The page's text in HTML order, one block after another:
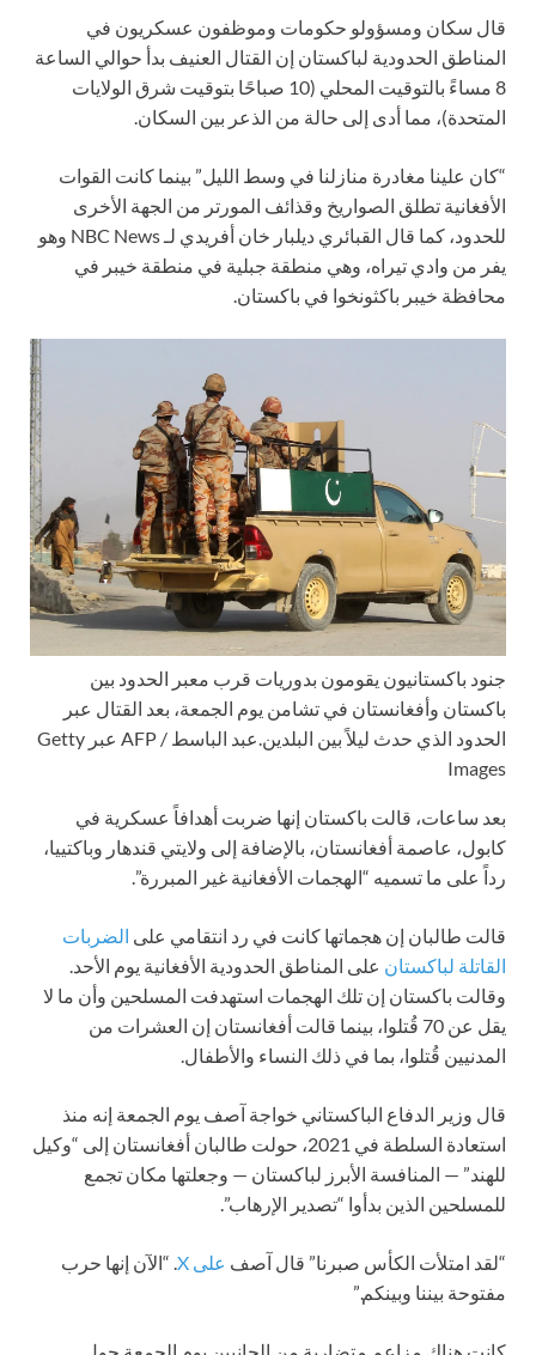
قال سكان ومسؤولو حكومات وموظفون عسكريون في
المناطق الحدودية لباكستان إن القتال العنيف بدأ حوالي الساعة
8 مساءً بالتوقيت المحلي (10 صباحًا بتوقيت شرق الولايات
المتحدة)، مما أدى إلى حالة من الذعر بين السكان.
“كان علينا مغادرة منازلنا في وسط الليل” بينما كانت القوات
الأفغانية تطلق الصواريخ وقذائف المورتر من الجهة الأخرى
للحدود، كما قال القبائري ديلبار خان أفريدي لـ NBC News وهو
يفر من وادي تيراه، وهي منطقة جبلية في منطقة خيبر في
محافظة خيبر باكثونخوا في باكستان.
جنود باكستانيون يقومون بدوريات قرب معبر الحدود بين
باكستان وأفغانستان في تشامن يوم الجمعة، بعد القتال عبر
الحدود الذي حدث ليلاً بين البلدين.
عبد الباسط / AFP عبر Getty
Images
بعد ساعات، قالت باكستان إنها ضربت أهدافاً عسكرية في
كابول، عاصمة أفغانستان، بالإضافة إلى ولايتي قندهار وباكتييا،
رداً على ما تسميه “الهجمات الأفغانية غير المبررة”.
قالت طالبان إن هجماتها كانت في رد انتقامي على الضربات
القاتلة لباكستان على المناطق الحدودية الأفغانية يوم الأحد.
وقالت باكستان إن تلك الهجمات استهدفت المسلحين وأن ما لا
يقل عن 70 قُتلوا، بينما قالت أفغانستان إن العشرات من
المدنيين قُتلوا، بما في ذلك النساء والأطفال.
قال وزير الدفاع الباكستاني خواجة آصف يوم الجمعة إنه منذ
استعادة السلطة في 2021، حولت طالبان أفغانستان إلى “وكيل
للهند” — المنافسة الأبرز لباكستان — وجعلتها مكان تجمع
للمسلحين الذين بدأوا “تصدير الإرهاب”.
“لقد امتلأت الكأس صبرنا” قال آصف على X
. “الآن إنها حرب
مفتوحة بيننا وبينكم.”